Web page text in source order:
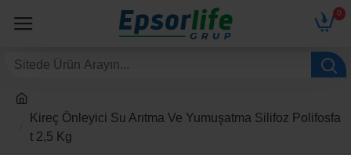
0
Kireç Önleyici Su Arıtma Ve Yumuşatma Silifoz Polifosfa
t 2,5 Kg